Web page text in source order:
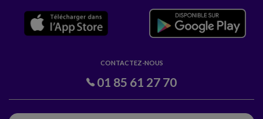
CONTACTEZ-NOUS
01 85 61 27 70